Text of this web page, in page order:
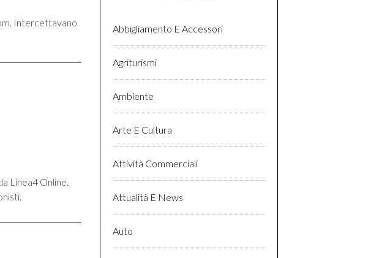
Intercettavano
Linea4 Online.
Abbigliamento E Accessori
Agriturismi
Ambiente
Arte E Cultura
Attività Commerciali
Attualità E News
Auto